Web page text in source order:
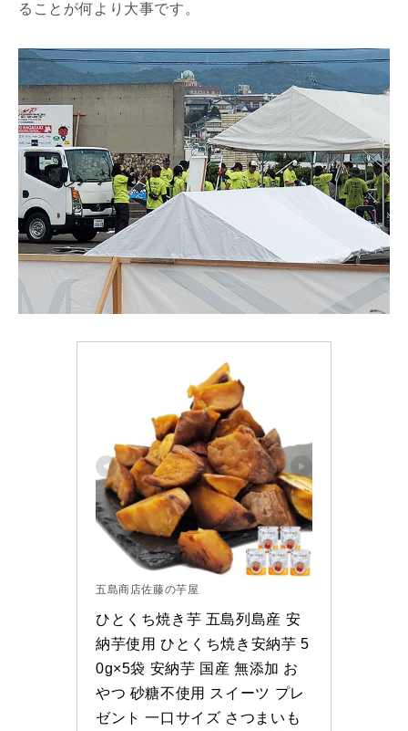
ることが何より大事です。
五島商店佐藤の芋屋
ひとくち焼き芋 五島列島産 安
納芋使用 ひとくち焼き安納芋 5
0g×5袋 安納芋 国産 無添加 お
やつ 砂糖不使用 スイーツ プレ
ゼント 一口サイズ さつまいも